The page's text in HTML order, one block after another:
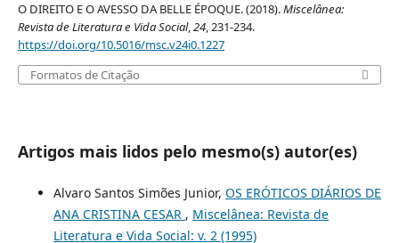
O DIREITO E O AVESSO DA BELLE ÉPOQUE. (2018).Miscelânea:
Revista de Literatura e Vida Social,24, 231-234.
https://doi.org/10.5016/msc.v24i0.1227
Formatos de Citação
Artigos mais lidos pelo mesmo(s) autor(es)
Alvaro Santos Simões Junior, OS ERÓTICOS DIÁRIOS DE
ANA CRISTINA CESAR , Miscelânea: Revista de
Literatura e Vida Social: v. 2 (1995)